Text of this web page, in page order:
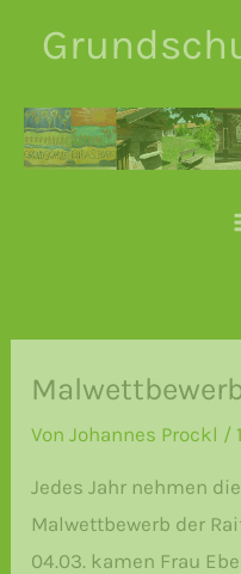
Inhalt
VonJohannes Prockl /
Jedes Jahr nehmen
Malwettbewerb der
04.03. kamen Frau